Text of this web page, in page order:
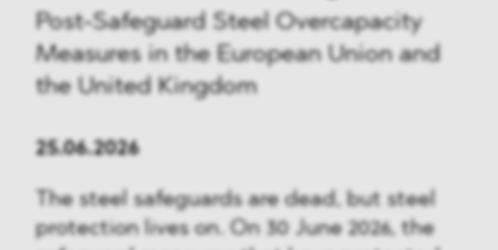
Kartellrecht
Beihilferecht
ESG
DMA&
Post-Safeguard Steel Overcapacity
Measures in the European Union and
the United Kingdom
25.06.2026
The steel safeguards are dead, but steel
protection lives on. On 30 June 2026, the